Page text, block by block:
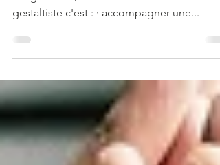
« Gestalt » se traduit par « prendre forme »,